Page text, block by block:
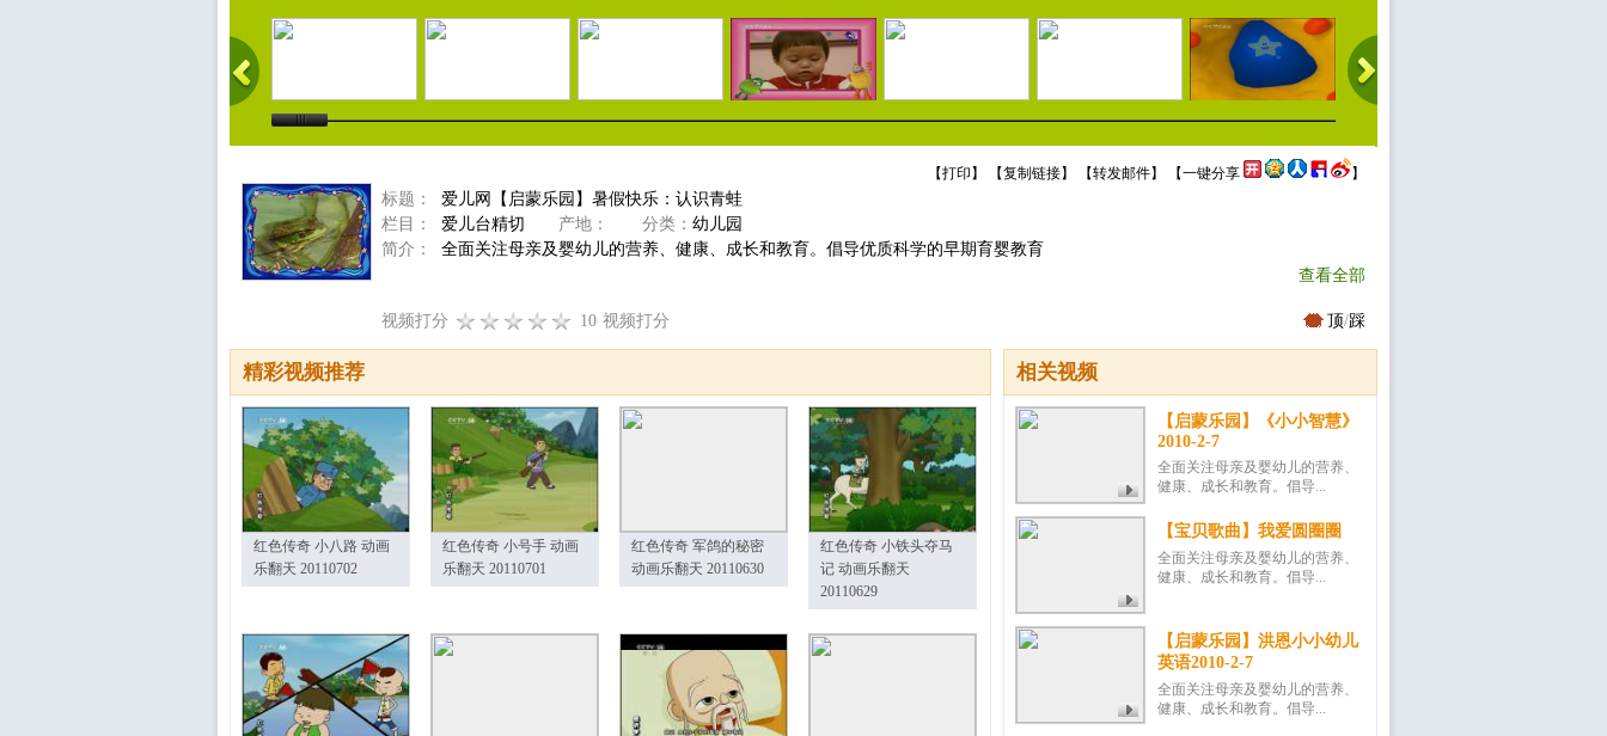
【打印 】 【复制链接】 【转发邮件】 【一键分享 】
标题：
爱儿网【启蒙乐园】暑假快乐：认识青蛙
栏目：
爱儿台精切 产地： 分类： 幼儿园
简介：
全面关注母亲及婴幼儿的营养、健康、成长和教育。倡导优质科学的早期育婴教育
查看全部
视频打分 10 视频打分 顶/踩
相关视频
【启蒙乐园】《小小智慧》
2010-2-7
全面关注母亲及婴幼儿的营养、
健康、成长和教育。倡导...
【宝贝歌曲】我爱圆圈圈
全面关注母亲及婴幼儿的营养、
健康、成长和教育。倡导...
【启蒙乐园】洪恩小小幼儿
英语2010-2-7
全面关注母亲及婴幼儿的营养、
健康、成长和教育。倡导...
精彩视频推荐
红色传奇 小八路 动画
乐翻天 20110702
红色传奇 小号手 动画
乐翻天 20110701
红色传奇 军鸽的秘密
动画乐翻天 20110630
红色传奇 小铁头夺马
记 动画乐翻天
20110629